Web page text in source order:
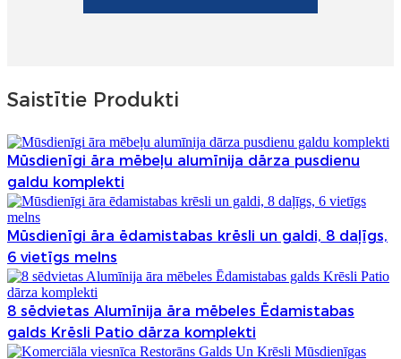
Saistītie Produkti
Mūsdienīgi āra mēbeļu alumīnija dārza pusdienu
galdu komplekti
Mūsdienīgi āra ēdamistabas krēsli un galdi, 8 daļīgs,
6 vietīgs melns
8 sēdvietas Alumīnija āra mēbeles Ēdamistabas
galds Krēsli Patio dārza komplekti